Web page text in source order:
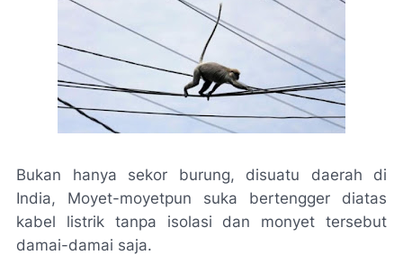
Bukan hanya sekor burung, disuatu daerah di
India, Moyet-moyetpun suka bertengger diatas
kabel listrik tanpa isolasi dan monyet tersebut
damai-damai saja.